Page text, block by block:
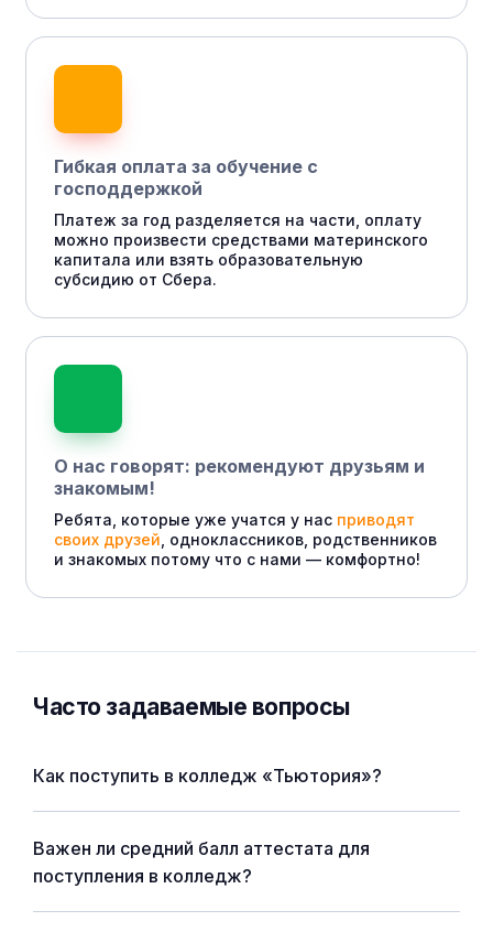
Гибкая оплата за обучение с
господдержкой
Платеж за год разделяется на части, оплату
можно произвести средствами материнского
капитала или взять образовательную
субсидию от Сбера.
О нас говорят: рекомендуют друзьям и
знакомым!
Ребята, которые уже учатся у нас приводят
своих друзей , одноклассников, родственников
и знакомых потому что с нами — комфортно!
Часто задаваемые вопросы
Как поступить в колледж «Тьютория»?
Важен ли средний балл аттестата для
поступления в колледж?